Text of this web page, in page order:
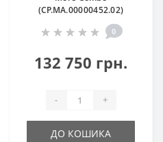
(CP.MA.00000452.02)
0
132 750 грн.
- +
ДО КОШИКА